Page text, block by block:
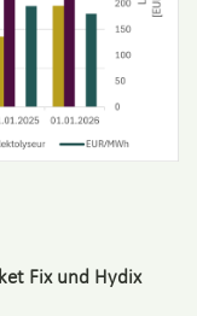
Fix und Hydix